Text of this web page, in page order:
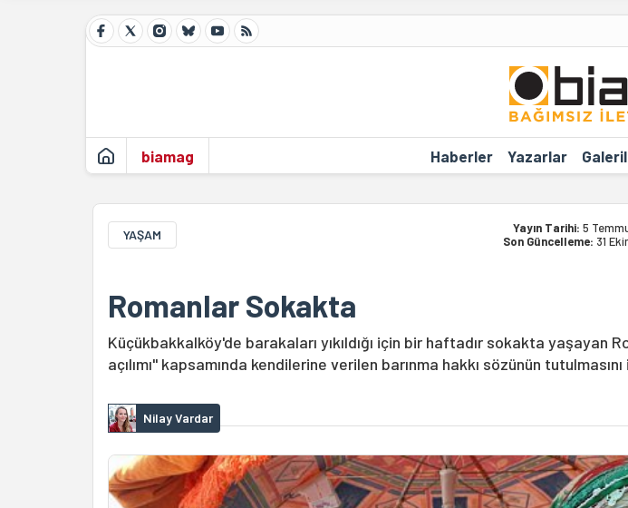
biamag Haberler Yazarlar
YAŞAM Yayın Tarihi: 5
Son Güncelleme: 31
Romanlar Sokakta
Küçükbakkalköy'de barakaları yıkıldığı için bir haftadır sokakta yaşayan
açılımı" kapsamında kendilerine verilen barınma hakkı sözünün
Nilay Vardar